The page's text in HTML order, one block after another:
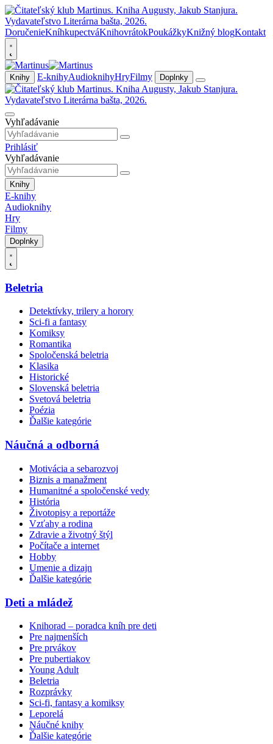
DoručenieKníhkupectváKnihovrátokPoukážkyKnižný blogKontakt
Knihy E-knihyAudioknihyHryFilmy Doplnky
Vyhľadávanie
Prihlásiť
Vyhľadávanie
Knihy
E-knihy
Audioknihy
Hry
Filmy
Doplnky
Beletria
Detektívky, trilery a horory
Sci-fi a fantasy
Komiksy
Romantika
Spoločenská beletria
Klasika
Historické
Slovenská beletria
Svetová beletria
Poézia
Ďalšie kategórie
Náučná a odborná
Motivácia a sebarozvoj
Biznis a manažment
Humanitné a spoločenské vedy
História
Životopisy a reportáže
Vzťahy a rodina
Zdravie a životný štýl
Počítače a internet
Hobby
Umenie a dizajn
Ďalšie kategórie
Deti a mládež
Knihorad – poradca kníh pre deti
Pre najmenších
Pre prvákov
Pre pubertiakov
Young Adult
Beletria
Rozprávky
Sci-fi, fantasy a komiksy
Leporelá
Náučné knihy
Ďalšie kategórie